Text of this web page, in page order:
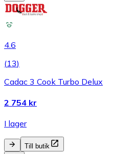
4.6
(13)
Cadac 3 Cook Turbo Delux
2 754 kr
I lager
Till butik